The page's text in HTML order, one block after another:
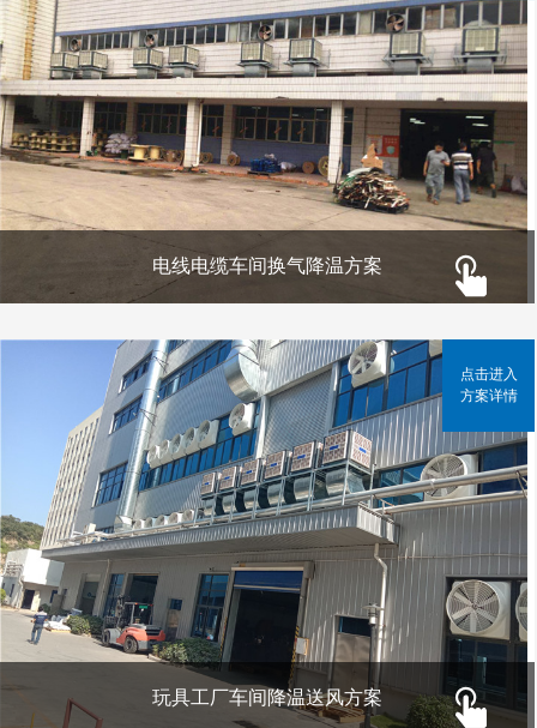
电线电缆车间换气降温方案
玩具工厂车间降温送风方案
点击进入
方案详情